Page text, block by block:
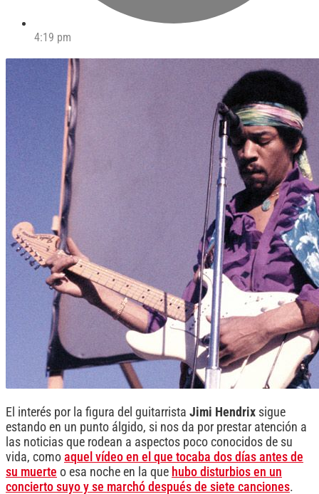
4:19 pm
El interés por la figura del guitarrista Jimi Hendrix sigue
estando en un punto álgido, si nos da por prestar atención a
las noticias que rodean a aspectos poco conocidos de su
vida, como aquel vídeo en el que tocaba dos días antes de
su muerte o esa noche en la que hubo disturbios en un
concierto suyo y se marchó después de siete canciones.